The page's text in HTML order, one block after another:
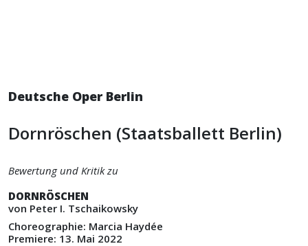
Deutsche Oper Berlin
Dornröschen (Staatsballett Berlin)
Bewertung und Kritik zu
DORNRÖSCHEN
von Peter I. Tschaikowsky
Choreographie: Marcia Haydée
Premiere: 13. Mai 2022